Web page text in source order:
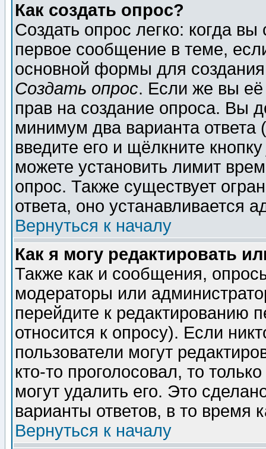
Как создать опрос?
Создать опрос легко: когда
первое сообщение в теме,
основной формы для
Создать опрос. Если же вы её
прав на создание опроса. Вы
минимум два варианта ответа
введите его и щёлкните
можете установить лимит
опрос. Также существует
ответа, оно устанавливается
Вернуться к началу
Как я могу редактировать
Также как и сообщения,
модераторы или
перейдите к редактированию
относится к опросу). Если
пользователи могут
кто-то проголосовал, то
могут удалить его. Это
варианты ответов, в то время
Вернуться к началу